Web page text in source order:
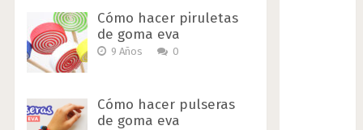
Cómo hacer piruletas
de goma eva
9 Años 0
Cómo hacer pulseras
de goma eva